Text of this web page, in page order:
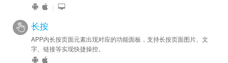
|
长按
APP内长按页面元素出现对应的功能面板，支持长按页面图片、文
字、链接等实现快捷操控。